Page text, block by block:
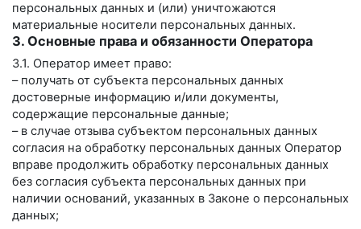
персональных данных и (или) уничтожаются
материальные носители персональных данных.
3. Основные права и обязанности Оператора
3.1. Оператор имеет право:
– получать от субъекта персональных данных
достоверные информацию и/или документы,
содержащие персональные данные;
– в случае отзыва субъектом персональных данных
согласия на обработку персональных данных Оператор
вправе продолжить обработку персональных данных
без согласия субъекта персональных данных при
наличии оснований, указанных в Законе о персональных
данных;